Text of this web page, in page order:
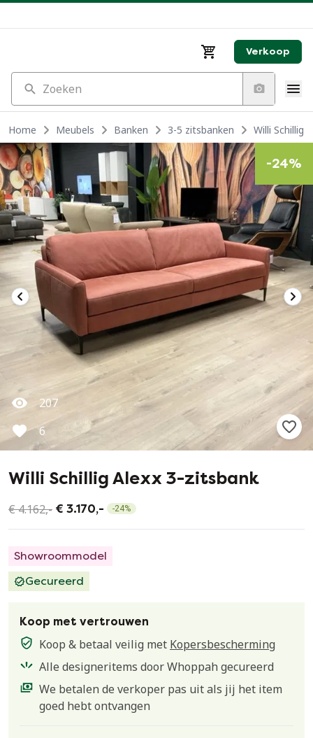
Verkoop
Zoeken
Home Meubels Banken 3-5 zitsbanken Willi Schillig
207
6
-24%
Willi Schillig Alexx 3-zitsbank
€ 4.162,- € 3.170,- -24%
Showroommodel
Gecureerd
Koop met vertrouwen
Koop & betaal veilig met Kopersbescherming
Alle designeritems door Whoppah gecureerd
We betalen de verkoper pas uit als jij het item
goed hebt ontvangen